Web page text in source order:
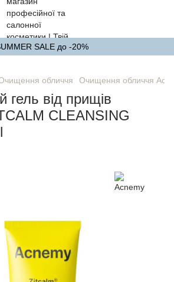
SALE до -20%
обличчя Очищення обличчя
від прищів
CLEANSING